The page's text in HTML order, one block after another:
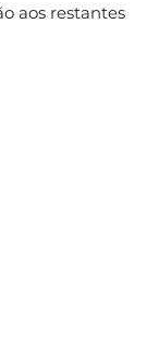
aos restantes